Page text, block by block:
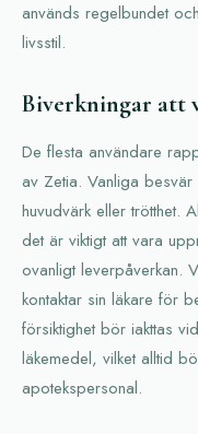
används regelbundet
livsstil.
Biverkningar att
De flesta användare
av Zetia. Vanliga
huvudvärk eller trötthet.
det är viktigt att vara
ovanligt leverpåverkan.
kontaktar sin läkare för
försiktighet bör iakttas
läkemedel, vilket alltid
apotekspersonal.